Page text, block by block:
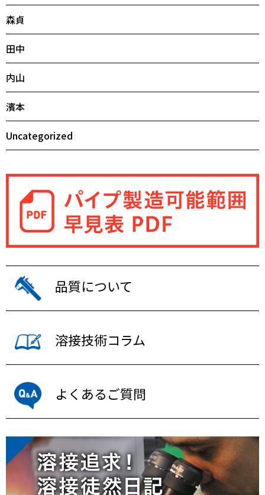
森貞
田中
内山
濱本
Uncategorized
品質について
溶接技術コラム
よくあるご質問